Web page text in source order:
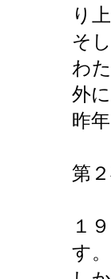
り
そ
わ
外
昨
第
１
す。